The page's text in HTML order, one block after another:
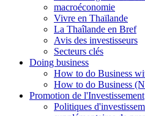
macroéconomie
Vivre en Thaïlande
La Thaîlande en Bref
Avis des investisseurs
Secteurs clés
Doing business
How to do Business
How to do Business
Promotion de l'Investissement
Politiques